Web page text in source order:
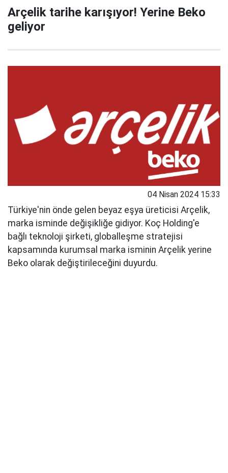
Arçelik tarihe karışıyor! Yerine Beko
geliyor
04 Nisan 2024 15:33
Türkiye'nin önde gelen beyaz eşya üreticisi Arçelik,
marka isminde değişikliğe gidiyor. Koç Holding'e
bağlı teknoloji şirketi, globalleşme stratejisi
kapsamında kurumsal marka isminin Arçelik yerine
Beko olarak değiştirileceğini duyurdu.